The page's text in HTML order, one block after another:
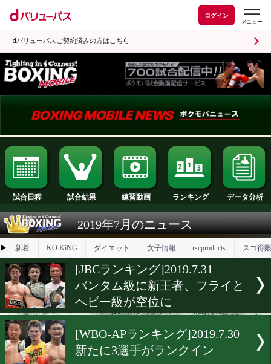
ログイン
dバリューパスご契約済みの方はこちら
試合日程 試合結果 練習動画 ランキング
2019年7月のニュース
▶ 新着 KO KiNG ダイエット
[JBCランキング]2019.7.31
バンタム級に新王者、フラ